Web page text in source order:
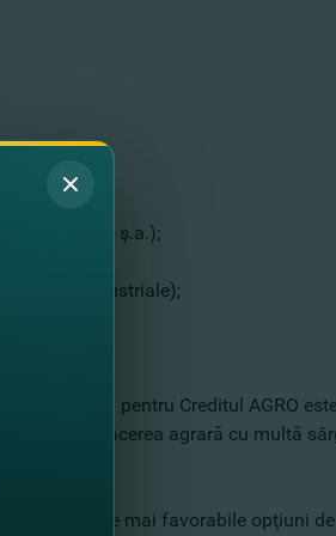
agricole ş.a.);
industriale);
Promoţia pentru Creditul AGRO
dezvoltă afacerea agrară cu multă
propune cele mai favorabile opţiuni